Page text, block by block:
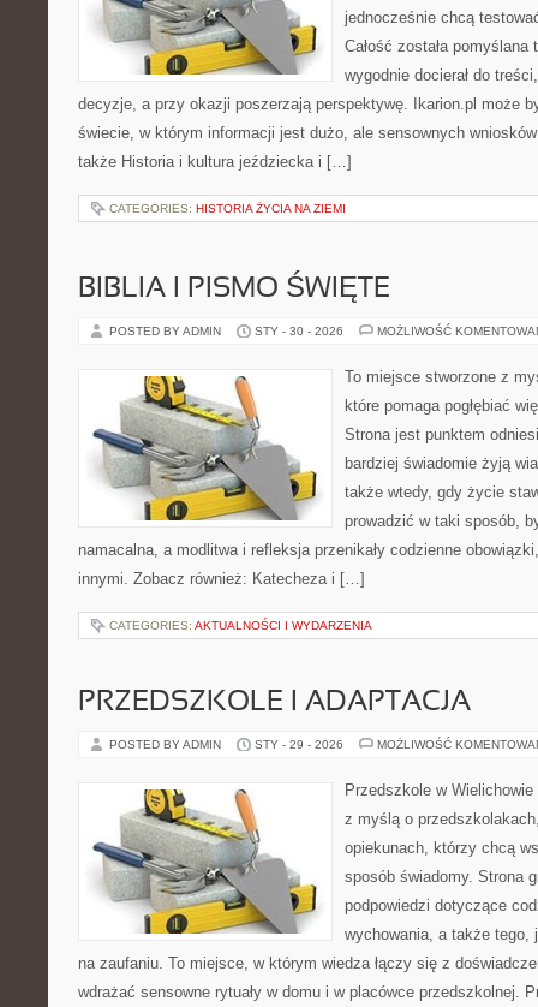
jednocześnie chcą
Całość została
wygodnie docierał do
decyzje, a przy okazji poszerzają perspektywę. Ikarion.pl może
świecie, w którym informacji jest dużo, ale sensownych
także Historia i kultura jeździecka i […]
CATEGORIES: HISTORIA ŻYCIA NA ZIEMI
BIBLIA I PISMO ŚWIĘTE
POSTED BY ADMIN STY - 30 - 2026 MOŻLIWOŚĆ
To miejsce stworzone z
które pomaga pogłębiać
Strona jest punktem
bardziej świadomie żyją
także wtedy, gdy życie
prowadzić w taki sposób,
namacalna, a modlitwa i refleksja przenikały codzienne
innymi. Zobacz również: Katecheza i […]
CATEGORIES: AKTUALNOŚCI I WYDARZENIA
PRZEDSZKOLE I ADAPTACJA
POSTED BY ADMIN STY - 29 - 2026 MOŻLIWOŚĆ
Przedszkole w
z myślą o
opiekunach, którzy chcą
sposób świadomy. Strona
podpowiedzi dotyczące
wychowania, a także tego,
na zaufaniu. To miejsce, w którym wiedza łączy się z
wdrażać sensowne rytuały w domu i w placówce przedszkolnej.